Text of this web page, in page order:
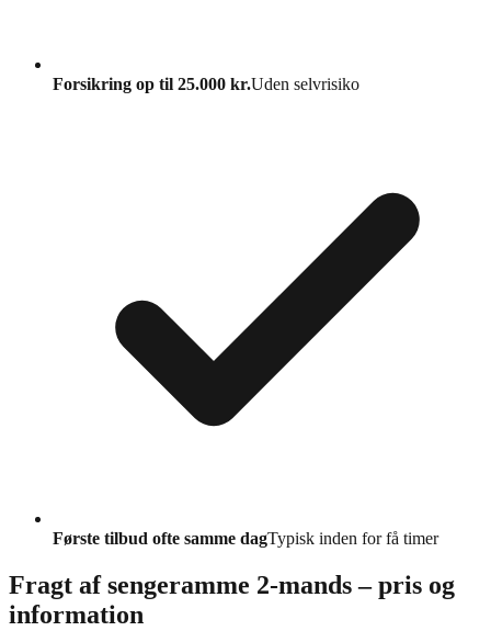
Forsikring op til 25.000 kr.Uden selvrisiko
Første tilbud ofte samme dagTypisk inden for få timer
Fragt af sengeramme 2-mands – pris og
information